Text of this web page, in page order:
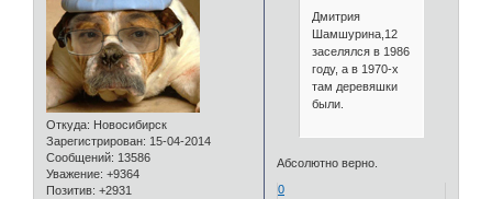
Откуда: Новосибирск
Зарегистрирован: 15-04-2014
Сообщений: 13586
Уважение: +9364
Позитив: +2931
Дмитрия
Шамшурина,12
заселялся в 1986
году, а в 1970-х
там деревяшки
были.
Абсолютно верно.
0